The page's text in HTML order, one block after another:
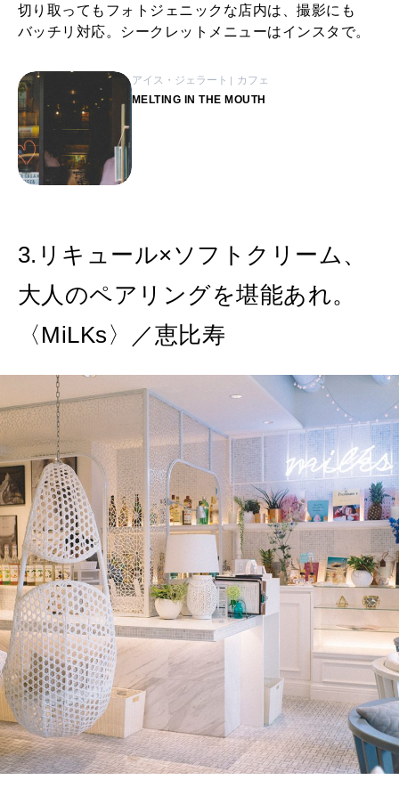
切り取ってもフォトジェニックな店内は、撮影にも
バッチリ対応。シークレットメニューはインスタで。
アイス・ジェラート カフェ
MELTING IN THE MOUTH
3.リキュール×ソフトクリーム、
大人のペアリングを堪能あれ。
〈MiLKs〉／恵比寿